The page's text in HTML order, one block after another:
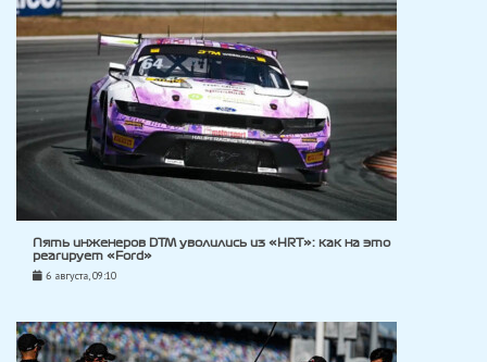
Пять инженеров DTM уволились из «HRT»: как на это
реагирует «Ford»
6 августа, 09:10